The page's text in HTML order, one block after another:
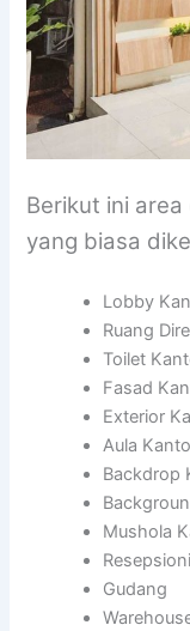
Berikut ini
yang biasa
Lobby
Ruang
Toilet
Fasad
Exterior
Aula
Backdrop
Mushola
Gudang